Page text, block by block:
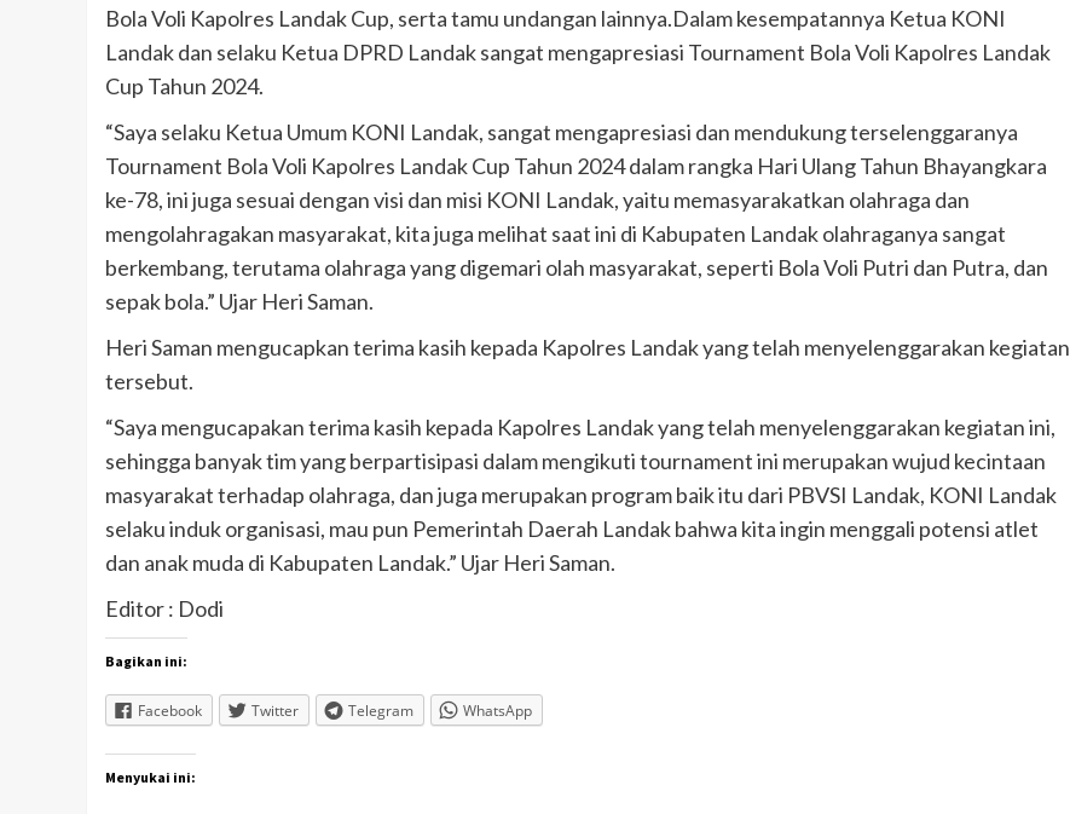
Bola Voli Kapolres Landak Cup, serta tamu undangan lainnya.Dalam kesempatannya Ketua KONI
Landak dan selaku Ketua DPRD Landak sangat mengapresiasi Tournament Bola Voli Kapolres Landak
Cup Tahun 2024.
“Saya selaku Ketua Umum KONI Landak, sangat mengapresiasi dan mendukung terselenggaranya
Tournament Bola Voli Kapolres Landak Cup Tahun 2024 dalam rangka Hari Ulang Tahun Bhayangkara
ke-78, ini juga sesuai dengan visi dan misi KONI Landak, yaitu memasyarakatkan olahraga dan
mengolahragakan masyarakat, kita juga melihat saat ini di Kabupaten Landak olahraganya sangat
berkembang, terutama olahraga yang digemari olah masyarakat, seperti Bola Voli Putri dan Putra, dan
sepak bola.” Ujar Heri Saman.
Heri Saman mengucapkan terima kasih kepada Kapolres Landak yang telah menyelenggarakan kegiatan
tersebut.
“Saya mengucapakan terima kasih kepada Kapolres Landak yang telah menyelenggarakan kegiatan ini,
sehingga banyak tim yang berpartisipasi dalam mengikuti tournament ini merupakan wujud kecintaan
masyarakat terhadap olahraga, dan juga merupakan program baik itu dari PBVSI Landak, KONI Landak
selaku induk organisasi, mau pun Pemerintah Daerah Landak bahwa kita ingin menggali potensi atlet
dan anak muda di Kabupaten Landak.” Ujar Heri Saman.
Editor : Dodi
Bagikan ini:
Facebook Twitter Telegram WhatsApp
Menyukai ini: